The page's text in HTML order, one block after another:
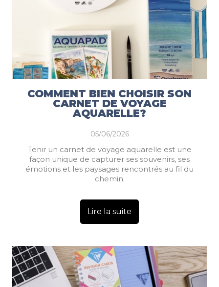
COMMENT BIEN CHOISIR SON
CARNET DE VOYAGE
AQUARELLE?
05/06/2026
Tenir un carnet de voyage aquarelle est une
façon unique de capturer ses souvenirs, ses
émotions et les paysages rencontrés au fil du
chemin.
Lire la suite